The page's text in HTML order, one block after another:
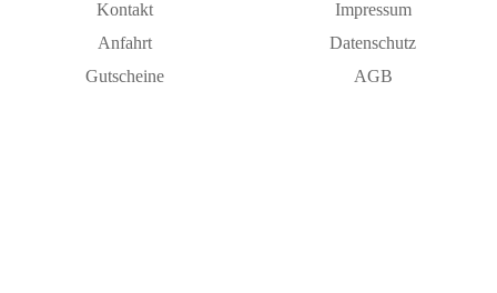
Kontakt
Anfahrt
Gutscheine
Impressum
Datenschutz
AGB